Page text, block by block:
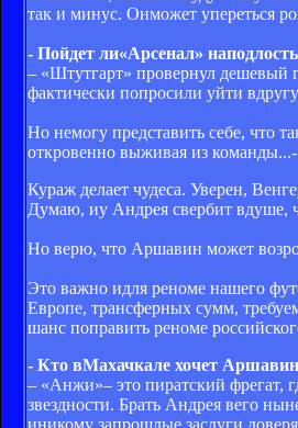
так и минус. Онможет упереться
- Пойдет ли«Арсенал»
– «Штутгарт» провернул дешевый
фактически попросили уйти
Но немогу представить себе, что
откровенно выживая из команды...-
Кураж делает чудеса. Уверен,
Думаю, иу Андрея свербит вдуше,
Но верю, что Аршавин может
Это важно идля реноме нашего
Европе, трансферных сумм,
шанс поправить реноме
- Кто вМахачкале хочет
– «Анжи»– это пиратский фрегат,
звездности. Брать Андрея вего
иникому запрошлые заслуги